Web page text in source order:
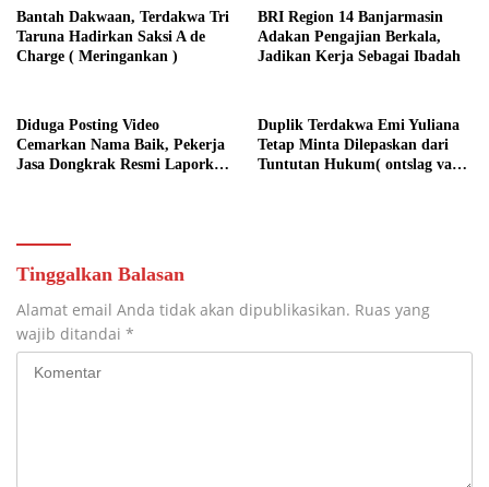
Bantah Dakwaan, Terdakwa Tri
Taruna Hadirkan Saksi A de
Charge ( Meringankan )
BRI Region 14 Banjarmasin
Adakan Pengajian Berkala,
Jadikan Kerja Sebagai Ibadah
Diduga Posting Video
Cemarkan Nama Baik, Pekerja
Jasa Dongkrak Resmi Laporkan
Duplik Terdakwa Emi Yuliana
Tetap Minta Dilepaskan dari
Tuntutan Hukum( ontslag van
Tinggalkan Balasan
Alamat email Anda tidak akan dipublikasikan. Ruas yang
wajib ditandai *